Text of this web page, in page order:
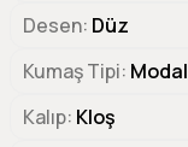
Desen Düz
Kumaş Tipi Modal
Kalıp Kloş